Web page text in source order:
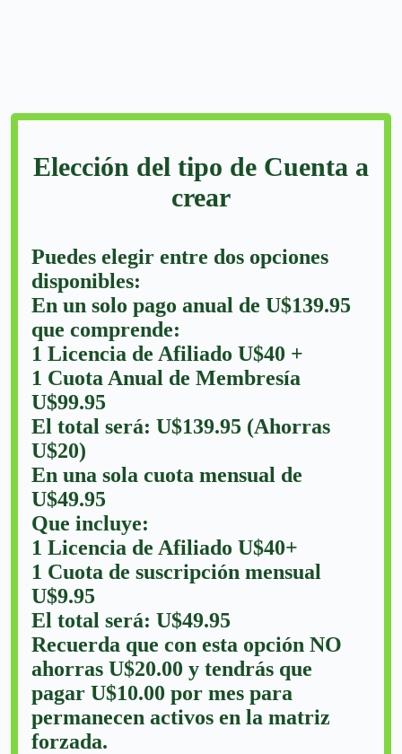
Elección del tipo de Cuenta a
crear
Puedes elegir entre dos opciones
disponibles:
En un solo pago anual de U$139.95
que comprende:
1 Licencia de Afiliado U$40 +
1 Cuota Anual de Membresía
U$99.95
El total será: U$139.95 (Ahorras
U$20)
En una sola cuota mensual de
U$49.95
Que incluye:
1 Licencia de Afiliado U$40+
1 Cuota de suscripción mensual
U$9.95
El total será: U$49.95
Recuerda que con esta opción NO
ahorras U$20.00 y tendrás que
pagar U$10.00 por mes para
permanecen activos en la matriz
forzada.